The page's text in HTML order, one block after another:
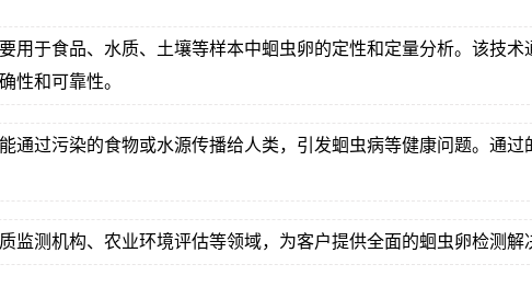
用于食品、水质、土壤等样本中蛔虫卵的定性和定量分析。该技
性和可靠性。
通过污染的食物或水源传播给人类，引发蛔虫病等健康问题。通
测机构、农业环境评估等领域，为客户提供全面的蛔虫卵检测解